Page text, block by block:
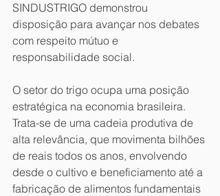
SINDUSTRIGO demonstrou
disposição para avançar nos debates
com respeito mútuo e
responsabilidade social.
O setor do trigo ocupa uma posição
estratégica na economia brasileira.
Trata-se de uma cadeia produtiva de
alta relevância, que movimenta bilhões
de reais todos os anos, envolvendo
desde o cultivo e beneficiamento até a
fabricação de alimentos fundamentais